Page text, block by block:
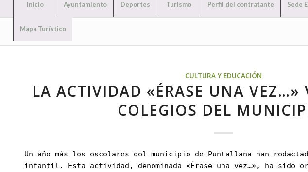
Inicio Ayuntamiento Deportes Turismo Perfil del contratante Sede
Mapa Turístico
CULTURA Y EDUCACIÓN
LA ACTIVIDAD «ÉRASE UNA VEZ…»
COLEGIOS DEL
Un año más los escolares del municipio de Puntallana han
infantil. Esta actividad, denominada «Érase una vez…», ha sido